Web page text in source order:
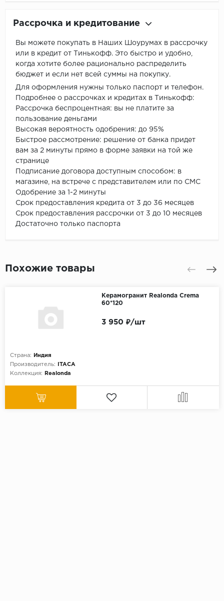
Рассрочка и кредитование
Вы можете покупать в Наших Шоурумах в рассрочку
или в кредит от Тинькофф. Это быстро и удобно,
когда хотите более рационально распределить
бюджет и если нет всей суммы на покупку.
Для оформления нужны только паспорт и телефон.
Подробнее о рассрочках и кредитах в Тинькофф:
Рассрочка беспроцентная: вы не платите за
пользование деньгами
Высокая вероятность одобрения: до 95%
Быстрое рассмотрение: решение от банка придет
вам за 2 минуты прямо в форме заявки на той же
странице
Подписание договора доступным способом: в
магазине, на встрече с представителем или по СМС
Одобрение за 1-2 минуты
Срок предоставления кредита от 3 до 36 месяцев
Срок предоставления рассрочки от 3 до 10 месяцев
Достаточно только паспорта
Похожие товары
Керамогранит Realonda Crema
60*120
Страна:
Индия
Производитель:
ITACA
Коллекция:
Realonda
3 950 ₽/шт